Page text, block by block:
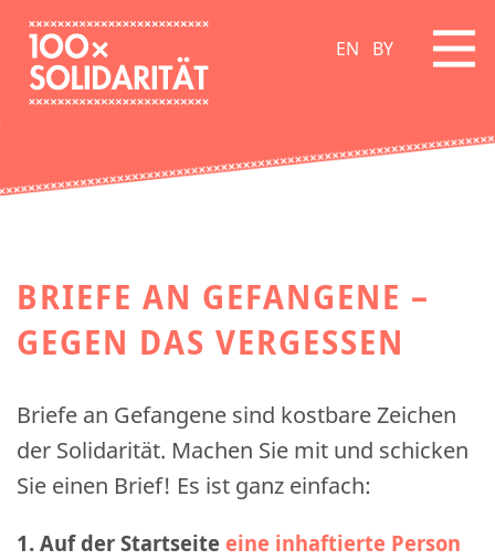
EN BY
BRIEFE AN GEFANGENE –
GEGEN DAS VERGESSEN
Briefe an Gefangene sind kostbare Zeichen
der Solidarität. Machen Sie mit und schicken
Sie einen Brief! Es ist ganz einfach:
1. Auf der Startseite eine inhaftierte Person